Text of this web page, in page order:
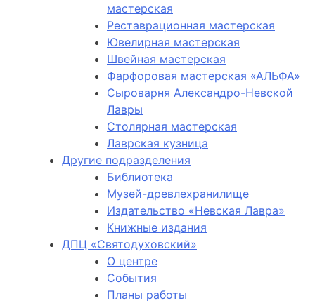
мастерская
Реставрационная мастерская
Ювелирная мастерская
Швейная мастерская
Фарфоровая мастерская «АЛЬФА»
Сыроварня Александро-Невской
Лавры
Столярная мастерская
Лаврская кузница
Другие подразделения
Библиотека
Музей-древлехранилище
Издательство «Невская Лавра»
Книжные издания
ДПЦ «Святодуховский»
О центре
События
Планы работы